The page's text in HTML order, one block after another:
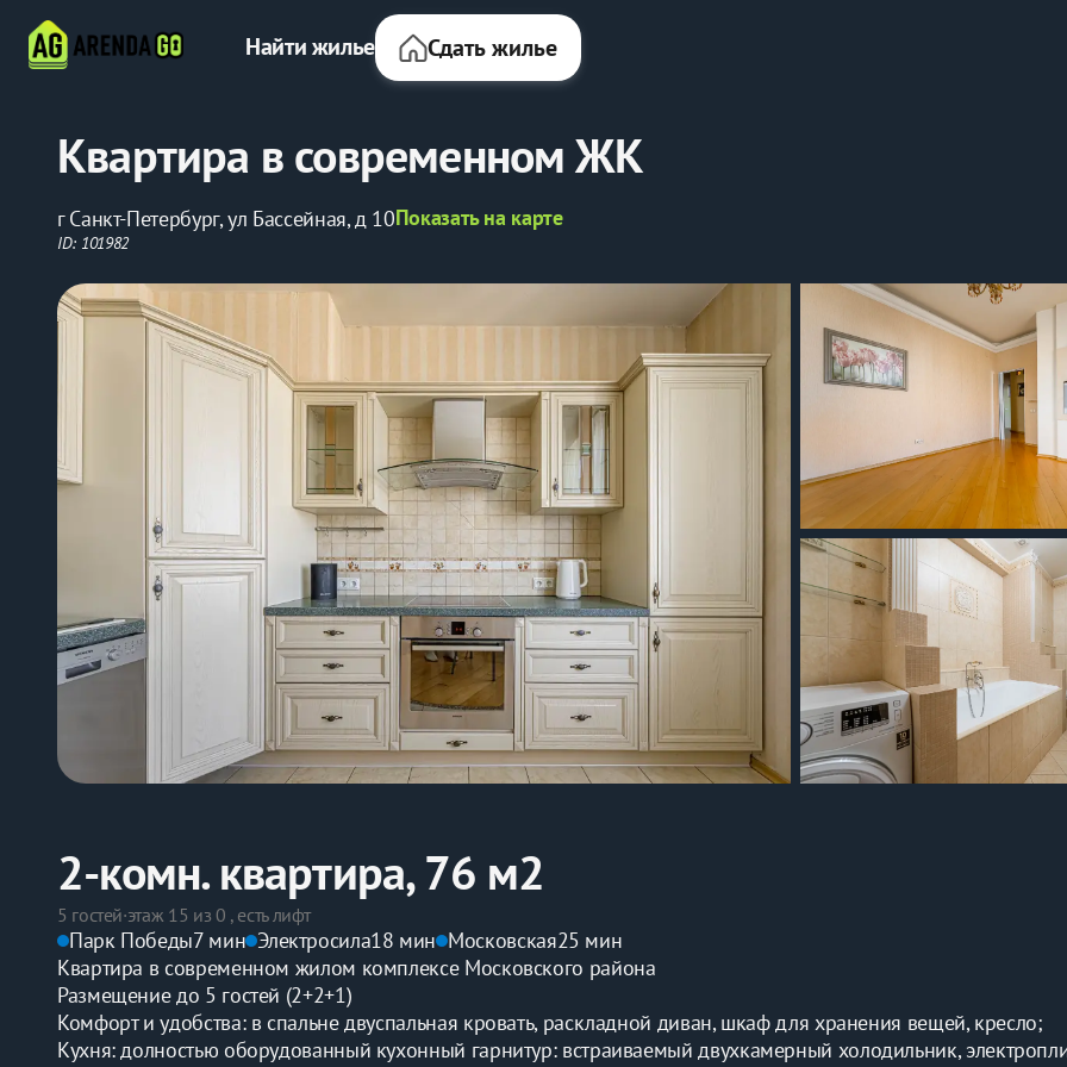
Найти жилье Сдать жилье
Квартира в современном ЖК
г Санкт-Петербург, ул Бассейная, д 10Показать на карте
ID: 101982
2-комн. квартира, 76 м2
5 гостей·этаж 15 из 0 , есть лифт
Парк Победы7 мин Электросила18 мин Московская25 мин
Квартира в современном жилом комплексе Московского района
Размещение до 5 гостей (2+2+1)
Комфорт и удобства: в спальне двуспальная кровать, раскладной диван, шкаф для хранения вещей, кресло;
Кухня: долностью оборудованный кухонный гарнитур: встраиваемый двухкамерный холодильник,